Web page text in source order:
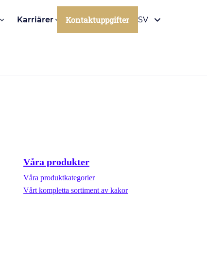
Karriärer Kontaktuppgifter SV
Våra produkter
Våra produktkategorier
Vårt kompletta sortiment av kakor